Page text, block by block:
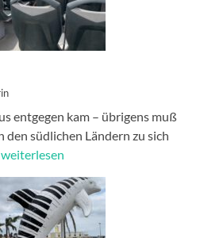
entgegen kam – übrigens muß
den südlichen Ländern zu sich
Cabrio-
weiterlesen